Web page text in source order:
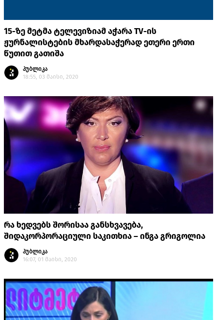
15-ზე მეტმა ტელევიზიამ აჭარა TV-ის
ჟურნალისტების მხარდასაჭერად ეთერი ერთი
წუთით გათიშა
პუბლიკა
18:55, 03 მაისი, 2020
რა ხედვებს შორისაა განსხვავება,
შიდაკორპორაციული საკითხია – ინგა გრიგოლია
პუბლიკა
16:07, 01 მაისი, 2020